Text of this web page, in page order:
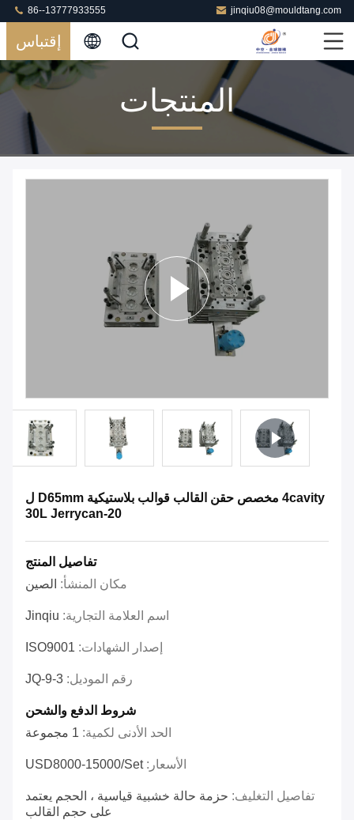
jinqiu08@mouldtang.com
86--13777933555
إقتباس
المنتجات
4cavity مخصص حقن القالب قوالب بلاستيكية D65mm ل
20-30L Jerrycan
تفاصيل المنتج
مكان المنشأ: الصين
اسم العلامة التجارية: Jinqiu
إصدار الشهادات: ISO9001
رقم الموديل: JQ-9-3
شروط الدفع والشحن
الحد الأدنى لكمية: 1 مجموعة
الأسعار:USD8000-15000/set
تفاصيل التغليف: حزمة حالة خشبية قياسية ، الحجم يعتمد
على حجم القالب